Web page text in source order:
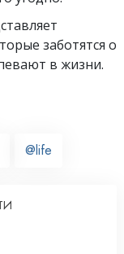
заботятся о
в жизни.
@life